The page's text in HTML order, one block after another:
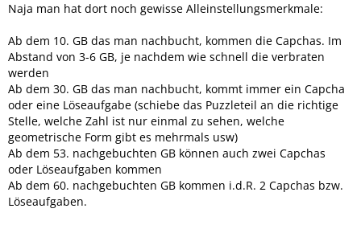
Naja man hat dort noch gewisse Alleinstellungsmerkmale:
Ab dem 10. GB das man nachbucht, kommen die Capchas. Im
Abstand von 3-6 GB, je nachdem wie schnell die verbraten
werden
Ab dem 30. GB das man nachbucht, kommt immer ein Capcha
oder eine Löseaufgabe (schiebe das Puzzleteil an die richtige
Stelle, welche Zahl ist nur einmal zu sehen, welche
geometrische Form gibt es mehrmals usw)
Ab dem 53. nachgebuchten GB können auch zwei Capchas
oder Löseaufgaben kommen
Ab dem 60. nachgebuchten GB kommen i.d.R. 2 Capchas bzw.
Löseaufgaben.